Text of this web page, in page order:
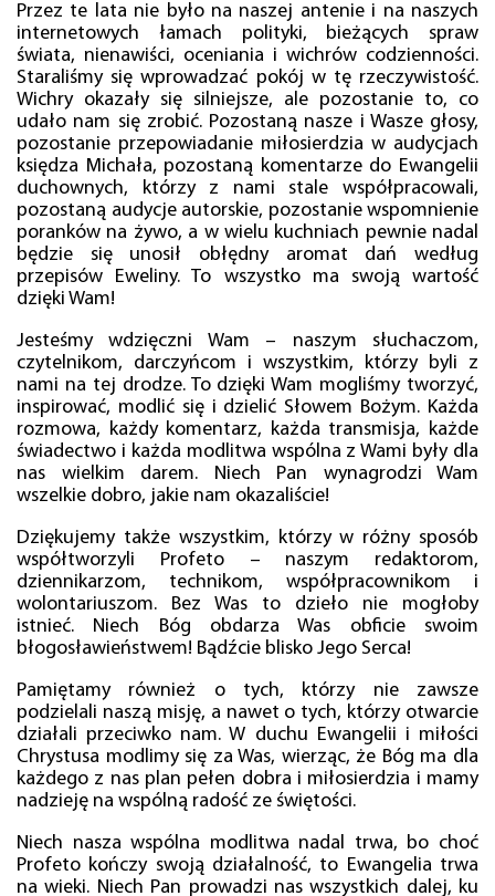
Przez te lata nie było na naszej antenie i na naszych
internetowych łamach polityki, bieżących spraw
świata, nienawiści, oceniania i wichrów codzienności.
Staraliśmy się wprowadzać pokój w tę rzeczywistość.
Wichry okazały się silniejsze, ale pozostanie to, co
udało nam się zrobić. Pozostaną nasze i Wasze głosy,
pozostanie przepowiadanie miłosierdzia w audycjach
księdza Michała, pozostaną komentarze do Ewangelii
duchownych, którzy z nami stale współpracowali,
pozostaną audycje autorskie, pozostanie wspomnienie
poranków na żywo, a w wielu kuchniach pewnie nadal
będzie się unosił obłędny aromat dań według
przepisów Eweliny. To wszystko ma swoją wartość
dzięki Wam!
Jesteśmy wdzięczni Wam – naszym słuchaczom,
czytelnikom, darczyńcom i wszystkim, którzy byli z
nami na tej drodze. To dzięki Wam mogliśmy tworzyć,
inspirować, modlić się i dzielić Słowem Bożym. Każda
rozmowa, każdy komentarz, każda transmisja, każde
świadectwo i każda modlitwa wspólna z Wami były dla
nas wielkim darem. Niech Pan wynagrodzi Wam
wszelkie dobro, jakie nam okazaliście!
Dziękujemy także wszystkim, którzy w różny sposób
współtworzyli Profeto – naszym redaktorom,
dziennikarzom, technikom, współpracownikom i
wolontariuszom. Bez Was to dzieło nie mogłoby
istnieć. Niech Bóg obdarza Was obficie swoim
błogosławieństwem! Bądźcie blisko Jego Serca!
Pamiętamy również o tych, którzy nie zawsze
podzielali naszą misję, a nawet o tych, którzy otwarcie
działali przeciwko nam. W duchu Ewangelii i miłości
Chrystusa modlimy się za Was, wierząc, że Bóg ma dla
każdego z nas plan pełen dobra i miłosierdzia i mamy
nadzieję na wspólną radość ze świętości.
Niech nasza wspólna modlitwa nadal trwa, bo choć
Profeto kończy swoją działalność, to Ewangelia trwa
na wieki. Niech Pan prowadzi nas wszystkich dalej, ku